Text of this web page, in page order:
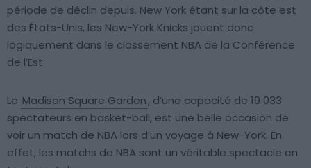
période de déclin depuis. New York étant sur la côte est
des États-Unis, les New-York Knicks jouent donc
logiquement dans le classement NBA de la Conférence
de l’Est.
Le Madison Square Garden, d’une capacité de 19 033
spectateurs en basket-ball, est une belle occasion de
voir un match de NBA lors d’un voyage à New-York. En
effet, les matchs de NBA sont un véritable spectacle en